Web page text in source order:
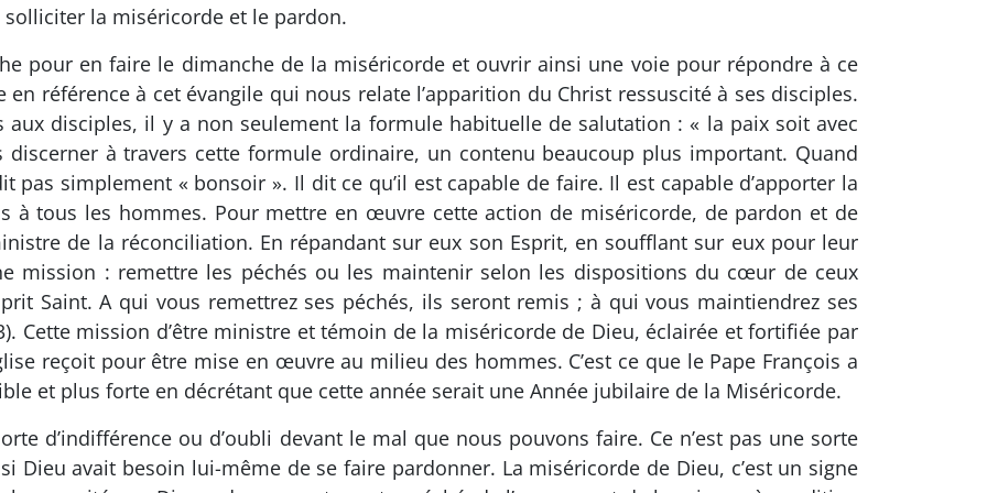
la miséricorde et le pardon.
pour en faire le dimanche de la miséricorde et ouvrir ainsi une voie pour répondre à ce
en référence à cet évangile qui nous relate l’apparition du Christ ressuscité à ses disciples.
aux disciples, il y a non seulement la formule habituelle de salutation : « la paix soit avec
discerner à travers cette formule ordinaire, un contenu beaucoup plus important. Quand
pas simplement « bonsoir ». Il dit ce qu’il est capable de faire. Il est capable d’apporter la
à tous les hommes. Pour mettre en œuvre cette action de miséricorde, de pardon et de
de la réconciliation. En répandant sur eux son Esprit, en soufflant sur eux pour leur
mission : remettre les péchés ou les maintenir selon les dispositions du cœur de ceux
Saint. A qui vous remettrez ses péchés, ils seront remis ; à qui vous maintiendrez ses
Cette mission d’être ministre et témoin de la miséricorde de Dieu, éclairée et fortifiée par
reçoit pour être mise en œuvre au milieu des hommes. C’est ce que le Pape François a
et plus forte en décrétant que cette année serait une Année jubilaire de la Miséricorde.
d’indifférence ou d’oubli devant le mal que nous pouvons faire. Ce n’est pas une sorte
Dieu avait besoin lui-même de se faire pardonner. La miséricorde de Dieu, c’est un signe